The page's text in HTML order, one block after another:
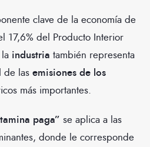
clave de la economía de
17,6% del Producto Interior
industria también representa
de las emisiones de los
más importantes.
paga” se aplica a las
donde le corresponde